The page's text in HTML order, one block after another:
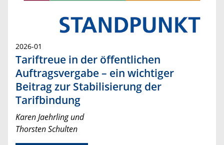
2026-01
Tariftreue in der öffentlichen
Auftragsvergabe – ein wichtiger
Beitrag zur Stabilisierung der
Tarifbindung
Karen Jaehrling und
Thorsten Schulten